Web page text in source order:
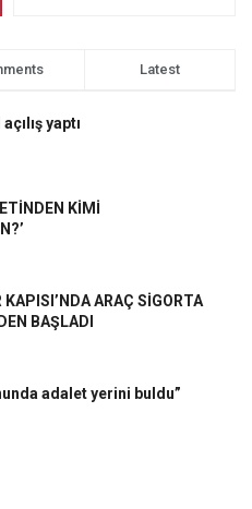
Latest
yaptı
KİMİ
ARAÇ SİGORTA
BAŞLADI
adalet yerini buldu”